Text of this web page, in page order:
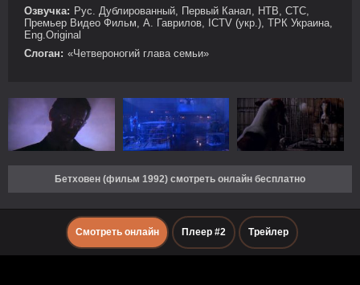
Озвучка: Рус. Дублированный, Первый Канал, НТВ, СТС,
Премьер Видео Фильм, А. Гаврилов, ICTV (укр.), ТРК Украина,
Eng.Original
Слоган: «Четвероногий глава семьи»
Бетховен (фильм 1992) смотреть онлайн бесплатно
Смотреть онлайн Плеер #2 Трейлер